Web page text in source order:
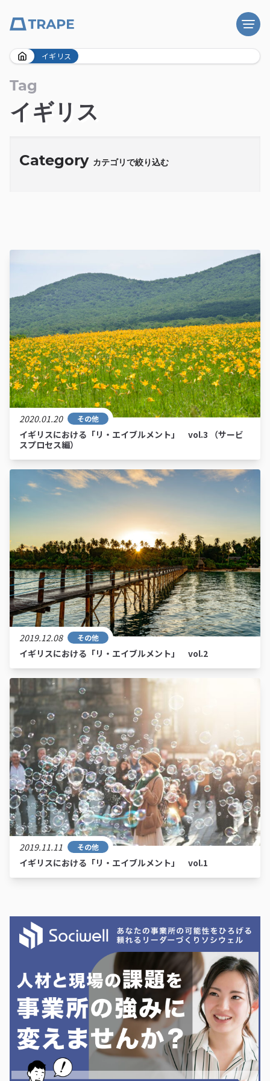
Skip
content
イギリス
Tag
イギリス
Category カテゴリで絞り込む
2020.01.20 その他
イギリスにおける「リ・エイブルメント」 vol.3 （サービ
スプロセス編）
2019.12.08 その他
イギリスにおける「リ・エイブルメント」 vol.2
2019.11.11 その他
イギリスにおける「リ・エイブルメント」 vol.1